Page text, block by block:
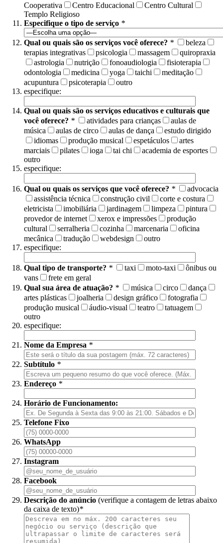
Cooperativa
Centro Educacional
Centro Cultural
Templo Religioso
Especifique o tipo de serviço *
Qual ou quais são os serviços você oferece? *
beleza
terapias integrativas
psicologia massagem
quiropraxia
astrologia
nutrição fonoaudiologia
fisioterapia
odontologia
medicina yoga taichi
meditação
acupuntura
psicoterapia
outro
especifique:
Qual ou quais são os serviços educativos e culturais que
você oferece? * atividades para crianças
aulas de
música
aulas de circo aulas de dança
estudo dirigido
idiomas
produção musical espetáculos
artes
marciais
pilates ioga tai chi
academia de esportes
outro
especifique:
Qual ou quais os serviços que você oferece? *
advocacia
assistência técnica
construção civil
corte e costura
eletricista
imobiliária jardinagem limpeza
pintura
provedor de internet
xerox e impressões
produção
cultural
serralheria cozinha marcenaria
oficina
mecânica
tradução webdesign
outro
especifique:
Qual tipo de transporte? * taxi moto-taxi
ônibus ou
vans
frete em geral
Qual sua área de atuação? * música circo
dança
artes plásticas
joalheria design gráfico
fotografia
produção musical
áudio-visual teatro
tatuagem
outro
especifique:
Nome da Empresa *
Subtítulo *
Endereço *
Horário de Funcionamento:
Telefone Fixo
WhatsApp
Instagram
Facebook
Descrição do anúncio (verifique a contagem de letras abaixo
da caixa de texto)*